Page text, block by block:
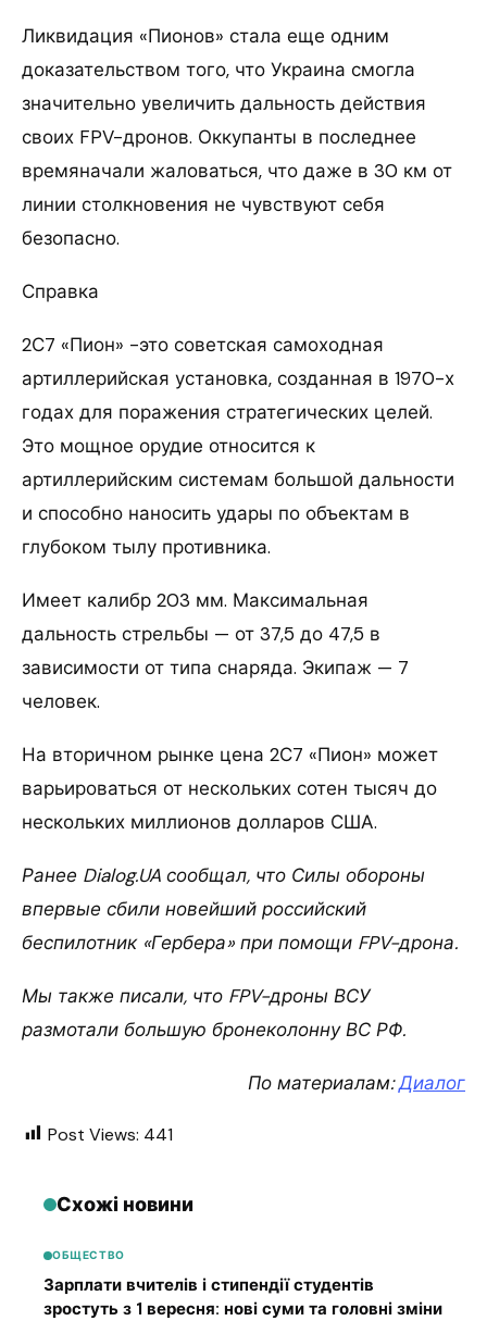
Ликвидация «Пионов» стала еще одним
доказательством того, что Украина смогла
значительно увеличить дальность действия
своих FPV-дронов. Оккупанты в последнее
времяначали жаловаться, что даже в 30 км от
линии столкновения не чувствуют себя
безопасно.
Справка
2С7 «Пион» -это советская самоходная
артиллерийская установка, созданная в 1970-х
годах для поражения стратегических целей.
Это мощное орудие относится к
артиллерийским системам большой дальности
и способно наносить удары по объектам в
глубоком тылу противника.
Имеет калибр 203 мм. Максимальная
дальность стрельбы — от 37,5 до 47,5 в
зависимости от типа снаряда. Экипаж — 7
человек.
На вторичном рынке цена 2С7 «Пион» может
варьироваться от нескольких сотен тысяч до
нескольких миллионов долларов США.
Ранее Dialog.UA сообщал, что Силы обороны
впервые сбили новейший российский
беспилотник «Гербера» при помощи FPV-дрона.
Мы также писали, что FPV-дроны ВСУ
размотали большую бронеколонну ВС РФ.
По материалам:Диалог
Post Views: 441
Схожі новини
ОБЩЕСТВО
Зарплати вчителів і стипендії студентів
зростуть з 1 вересня: нові суми та головні зміни